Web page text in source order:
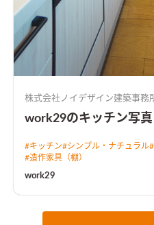
株式会社ノイデザイン建築事務
work29のキッチン写真
#キッチン#シンプル・ナチュラル#
#造作家具（棚）
work29